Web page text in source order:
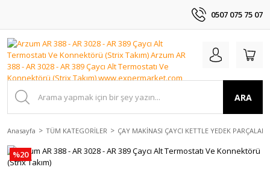
0507 075 75 07
ARA
Anasayfa TÜM KATEGORİLER ÇAY MAKİNASI ÇAYCI KETTLE YEDEK PARÇALAR
%20